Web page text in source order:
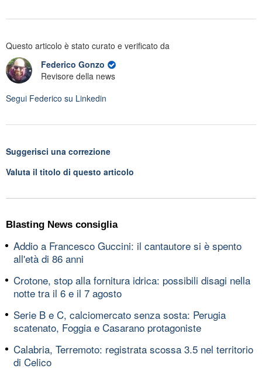
Questo articolo è stato curato e verificato da
Federico Gonzo
Revisore della news
Segui Federico su Linkedin
Suggerisci una correzione
Valuta il titolo di questo articolo
Blasting News consiglia
Addio a Francesco Guccini: il cantautore si è spento
all'età di 86 anni
Crotone, stop alla fornitura idrica: possibili disagi nella
notte tra il 6 e il 7 agosto
Serie B e C, calciomercato senza sosta: Perugia
scatenato, Foggia e Casarano protagoniste
Calabria, Terremoto: registrata scossa 3.5 nel territorio
di Celico